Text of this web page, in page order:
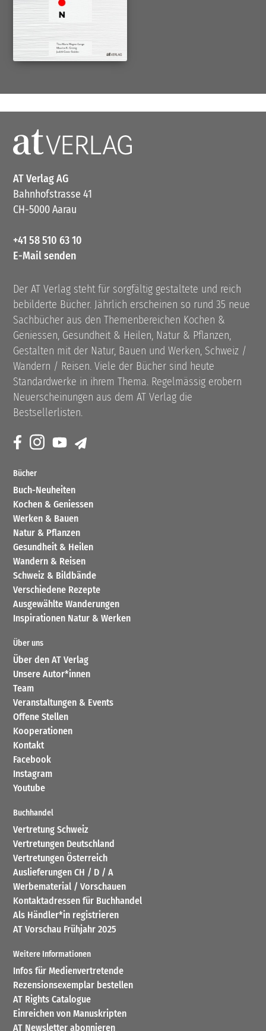
AT Verlag AG
Bahnhofstrasse 41
CH-5000 Aarau
+41 58 510 63 10
E-Mail senden
Der AT Verlag steht für sorgfältig gestaltete und reich
bebilderte Bücher. Jährlich erscheinen so rund 35 neue
Sachbücher aus den Themenbereichen Kochen &
Geniessen, Gesundheit & Heilen, Natur & Pflanzen,
Gestalten mit der Natur, Bauen und Werken, Schweiz /
Wandern / Reisen. Viele der Bücher sind heute
Standardwerke in ihrem Thema. Regelmässig erobern
Neuerscheinungen aus dem AT Verlag die
Bestsellerlisten.
Bücher
Buch-Neuheiten
Kochen & Geniessen
Werken & Bauen
Natur & Pflanzen
Gesundheit & Heilen
Wandern & Reisen
Schweiz & Bildbände
Verschiedene Rezepte
Ausgewählte Wanderungen
Inspirationen Natur & Werken
Über uns
Über den AT Verlag
Unsere Autor*innen
Team
Veranstaltungen & Events
Offene Stellen
Kooperationen
Kontakt
Facebook
Instagram
Youtube
Buchhandel
Vertretung Schweiz
Vertretungen Deutschland
Vertretungen Österreich
Auslieferungen CH / D / A
Werbematerial / Vorschauen
Kontaktadressen für Buchhandel
Als Händler*in registrieren
AT Vorschau Frühjahr 2025
Weitere Informationen
Infos für Medienvertretende
Rezensionsexemplar bestellen
AT Rights Catalogue
Einreichen von Manuskripten
AT Newsletter abonnieren